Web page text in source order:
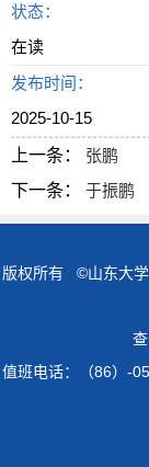
状态：
在读
发布时间：
2025-10-15
上一条：
张鹏
下一条：
于振鹏
版权所有 ©山东大
值班电话：（86）-